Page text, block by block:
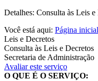
Detalhes: Consulta às Leis e
Você está aqui: Página inicial
Leis e Decretos
Consulta às Leis e Decretos
Secretaria de Administração
Avaliar este serviço
O QUE É O SERVIÇO: